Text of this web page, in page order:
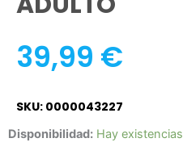
39,99 €
SKU: 0000043227
Disponibilidad: Hay existencias
DISFRAZ